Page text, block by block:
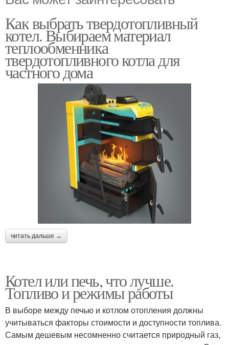
Как выбрать твердотопливный
котел. Выбираем материал
теплообменника
твердотопливного котла для
частного дома
читать дальше →
Котел или печь, что лучше.
Топливо и режимы работы
В выборе между печью и котлом отопления должны
учитываться факторы стоимости и доступности топлива.
Самым дешевым несомненно считается природный газ,